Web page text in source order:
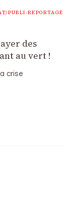
PUBLI-REPORTAGE
des
au vert !
crise